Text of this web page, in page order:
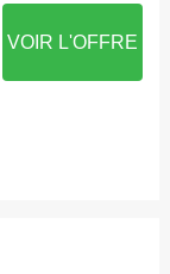
VOIR L'OFFRE